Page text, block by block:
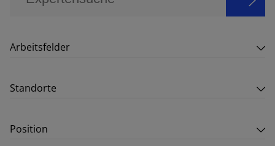
Arbeitsfelder
Standorte
Position